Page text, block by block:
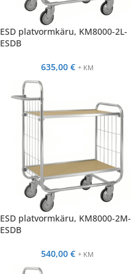
ESD platvormkäru, KM8000-2L-
ESDB
635,00 € + KM
ESD platvormkäru, KM8000-2M-
ESDB
540,00 € + KM